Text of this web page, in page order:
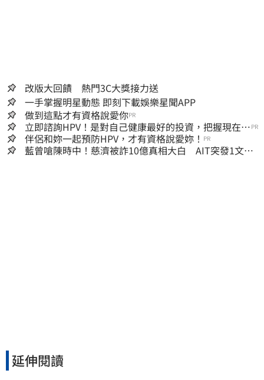
改版大回饋 熱門3C大獎接力送
一手掌握明星動態 即刻下載娛樂星聞APP
做到這點才有資格說愛你PR
立即諮詢HPV！是對自己健康最好的投資，把握現在不
嫌晚！
PR
伴侶和妳一起預防HPV，才有資格說愛妳！ PR
藍曾嗆陳時中！慈濟被詐10億真相大白 AIT突發1文酸
延伸閱讀